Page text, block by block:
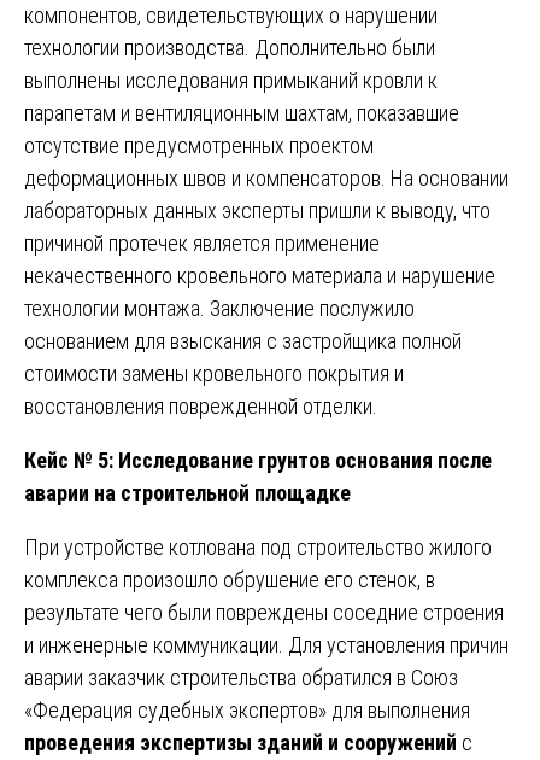
компонентов, свидетельствующих о нарушении
технологии производства. Дополнительно были
выполнены исследования примыканий кровли к
парапетам и вентиляционным шахтам, показавшие
отсутствие предусмотренных проектом
деформационных швов и компенсаторов. На основании
лабораторных данных эксперты пришли к выводу, что
причиной протечек является применение
некачественного кровельного материала и нарушение
технологии монтажа. Заключение послужило
основанием для взыскания с застройщика полной
стоимости замены кровельного покрытия и
восстановления поврежденной отделки.
Кейс № 5: Исследование грунтов основания после
аварии на строительной площадке
При устройстве котлована под строительство жилого
комплекса произошло обрушение его стенок, в
результате чего были повреждены соседние строения
и инженерные коммуникации. Для установления причин
аварии заказчик строительства обратился в Союз
«Федерация судебных экспертов» для выполнения
проведения экспертизы зданий и сооружений с